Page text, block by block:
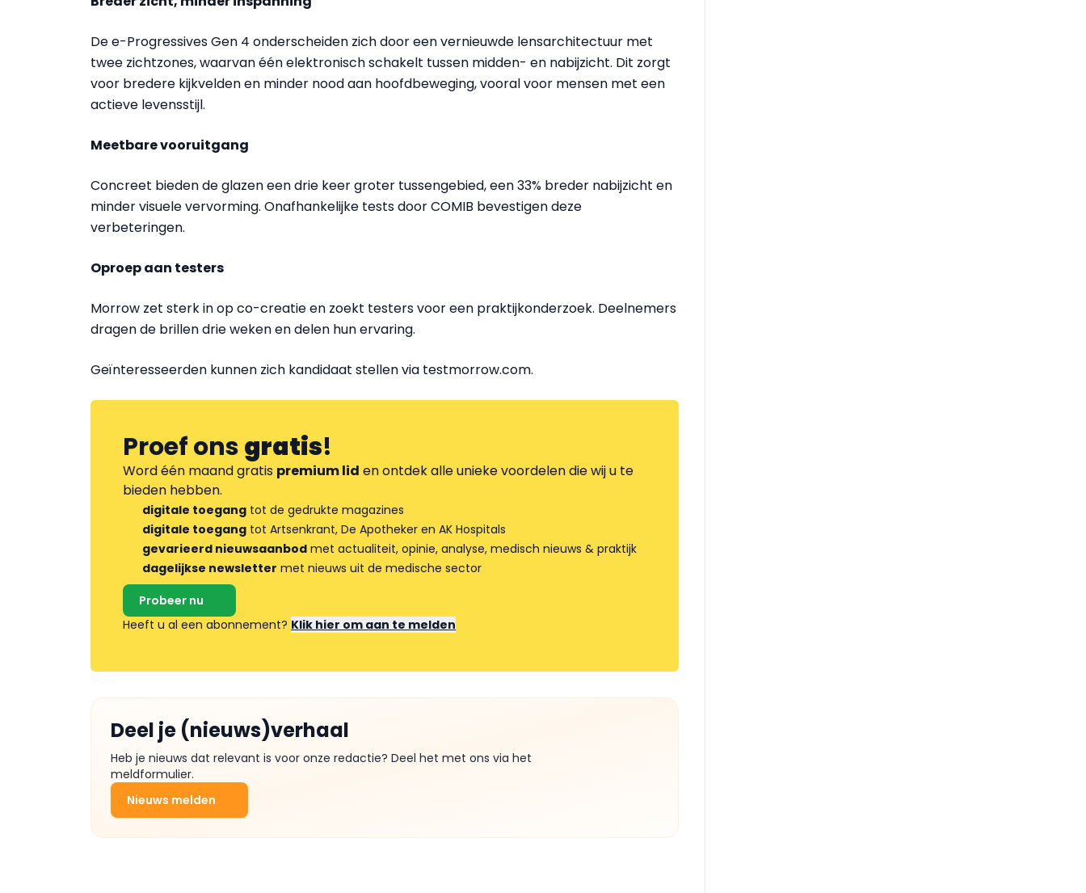
De e-Progressives Gen 4 onderscheiden zich door een vernieuwde lensarchitectuur met
twee zichtzones, waarvan één elektronisch schakelt tussen midden- en nabijzicht. Dit zorgt
voor bredere kijkvelden en minder nood aan hoofdbeweging, vooral voor mensen met een
actieve levensstijl.
Meetbare vooruitgang
Concreet bieden de glazen een drie keer groter tussengebied, een 33% breder nabijzicht en
minder visuele vervorming. Onafhankelijke tests door COMIB bevestigen deze
verbeteringen.
Oproep aan testers
Morrow zet sterk in op co-creatie en zoekt testers voor een praktijkonderzoek. Deelnemers
dragen de brillen drie weken en delen hun ervaring.
Geïnteresseerden kunnen zich kandidaat stellen via testmorrow.com.
Proef onsgratis!
Word één maand gratis premium lid en ontdek alle unieke voordelen die wij u te
bieden hebben.
digitale toegang tot de gedrukte magazines
digitale toegang tot Artsenkrant, De Apotheker en AK Hospitals
gevarieerd nieuwsaanbod met actualiteit, opinie, analyse, medisch nieuws & praktijk
dagelijkse newsletter met nieuws uit de medische sector
Probeer nu
Heeft u al een abonnement? Klik hier om aan te melden
Deel je (nieuws)verhaal
Heb je nieuws dat relevant is voor onze redactie? Deel het met ons via het
meldformulier.
Nieuws melden